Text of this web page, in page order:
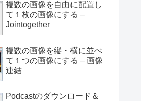
複数の画像を自由に配置し
て１枚の画像にする –
Jointogether
複数の画像を縦・横に並べ
て１つの画像にする – 画像
連結
Podcastのダウンロード＆